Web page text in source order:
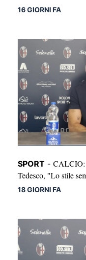
16 GIORNI FA
SPORT - CALCIO:
Tedesco, "Lo stile
18 GIORNI FA